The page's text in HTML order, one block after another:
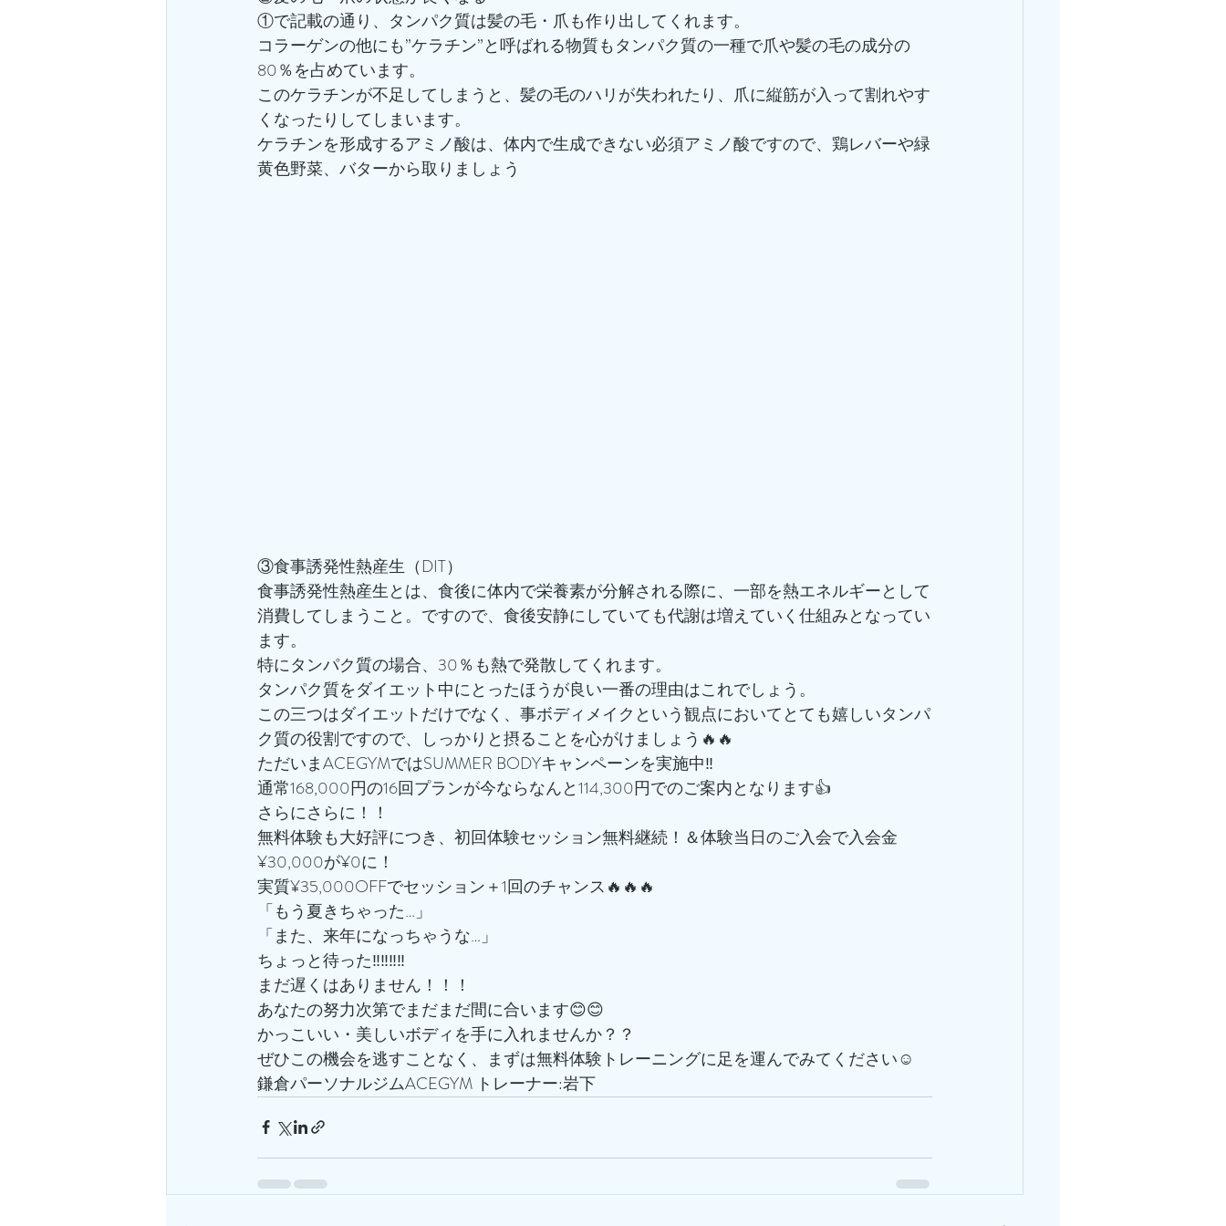
①で記載の通り、タンパク質は髪の毛・爪も作り出してくれます。
コラーゲンの他にも”ケラチン”と呼ばれる物質もタンパク質の一種で爪や髪の毛の成分の
80％を占めています。
このケラチンが不足してしまうと、髪の毛のハリが失われたり、爪に縦筋が入って割れやす
くなったりしてしまいます。
ケラチンを形成するアミノ酸は、体内で生成できない必須アミノ酸ですので、鶏レバーや緑
黄色野菜、バターから取りましょう
③食事誘発性熱産生（DIT）
食事誘発性熱産生とは、食後に体内で栄養素が分解される際に、一部を熱エネルギーとして
消費してしまうこと。ですので、食後安静にしていても代謝は増えていく仕組みとなってい
ます。
特にタンパク質の場合、30％も熱で発散してくれます。
タンパク質をダイエット中にとったほうが良い一番の理由はこれでしょう。
この三つはダイエットだけでなく、事ボディメイクという観点においてとても嬉しいタンパ
ク質の役割ですので、しっかりと摂ることを心がけましょう🔥🔥
ただいまACEGYMではSUMMER BODYキャンペーンを実施中‼️
通常168,000円の16回プランが今ならなんと114,300円でのご案内となります👍
さらにさらに！！
無料体験も大好評につき、初回体験セッション無料継続！＆体験当日のご入会で入会金
¥30,000が¥0に！
実質¥35,000OFFでセッション＋1回のチャンス🔥🔥🔥
「もう夏きちゃった…」
「また、来年になっちゃうな…」
ちょっと待った‼️‼️‼️‼️
まだ遅くはありません！！！
あなたの努力次第でまだまだ間に合います😊😊
かっこいい・美しいボディを手に入れませんか？？
ぜひこの機会を逃すことなく、まずは無料体験トレーニングに足を運んでみてください☺️
鎌倉パーソナルジムACEGYM トレーナー:岩下